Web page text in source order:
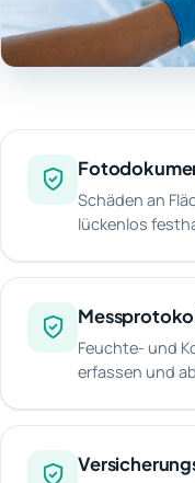
Schäden an
lückenlos
Feuchte- und
erfassen und